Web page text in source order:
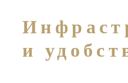
и